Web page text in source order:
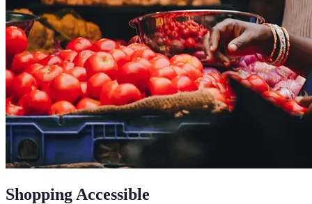
Shopping Accessible